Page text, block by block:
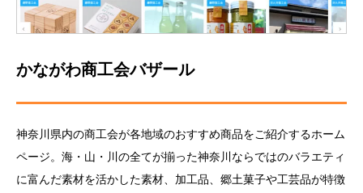
かながわ商工会バザール
神奈川県内の商工会が各地域のおすすめ商品をご紹介するホーム
ページ。海・山・川の全てが揃った神奈川ならではのバラエティ
に富んだ素材を活かした素材、加工品、郷土菓子や工芸品が特徴